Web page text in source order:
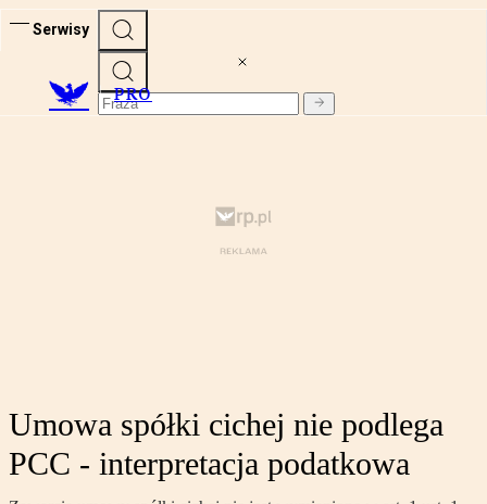
Serwisy
PRO
Umowa spółki cichej nie podlega
PCC - interpretacja podatkowa